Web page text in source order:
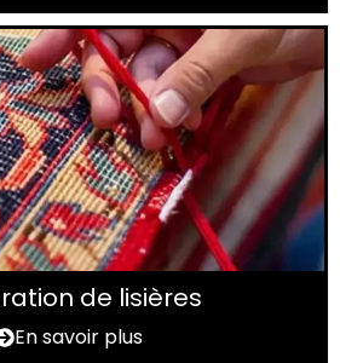
de lisières
En savoir plus